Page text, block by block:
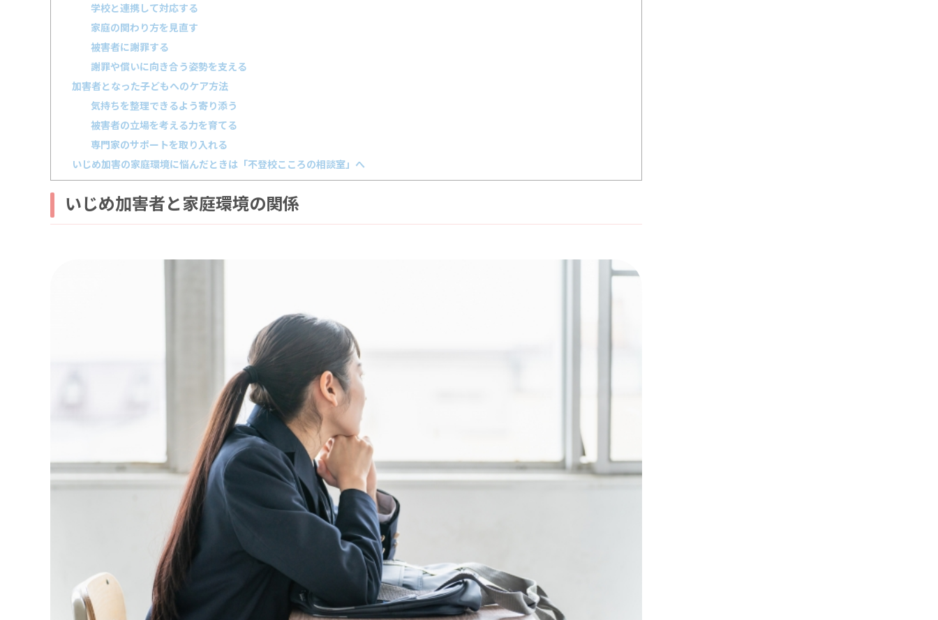
学校と連携して対応する
家庭の関わり方を見直す
被害者に謝罪する
謝罪や償いに向き合う姿勢を支える
加害者となった子どもへのケア方法
気持ちを整理できるよう寄り添う
被害者の立場を考える力を育てる
専門家のサポートを取り入れる
いじめ加害の家庭環境に悩んだときは「不登校こころの相談室」へ
いじめ加害者と家庭環境の関係